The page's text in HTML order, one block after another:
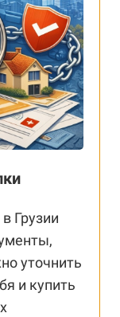
Грузии
уточнить
и купить